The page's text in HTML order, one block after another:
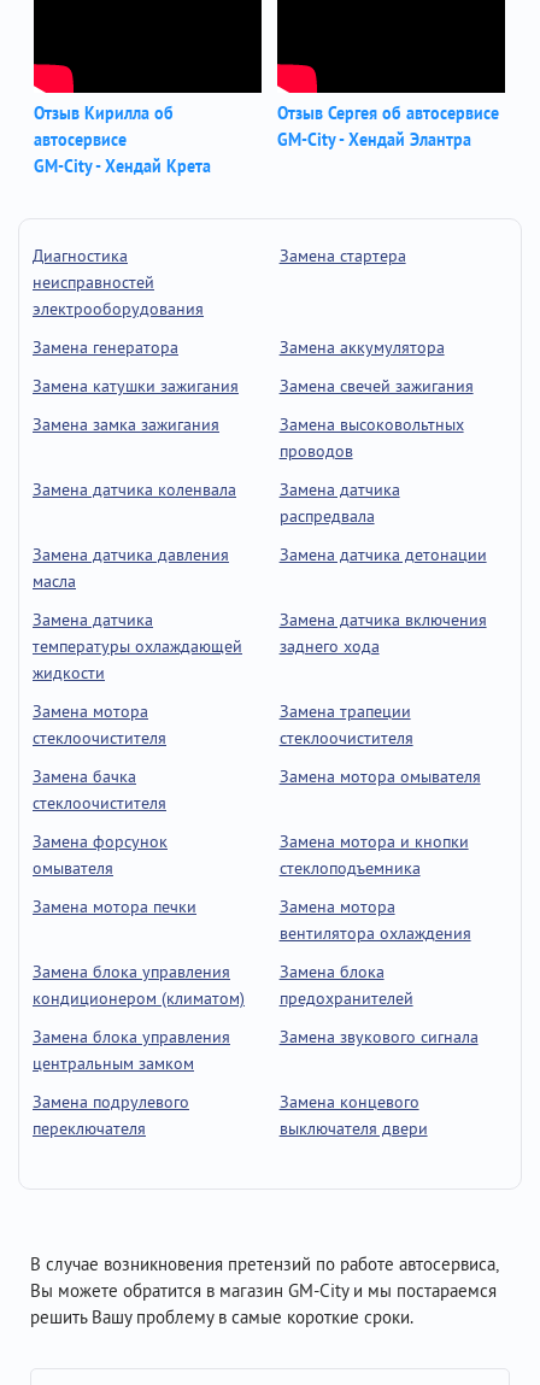
Отзыв Кирилла об
автосервисе
GM-City - Хендай Крета
Отзыв Сергея об автосервисе
GM-City - Хендай Элантра
Диагностика
неисправностей
электрооборудования
Замена стартера
Замена генератора
Замена аккумулятора
Замена катушки зажигания
Замена свечей зажигания
Замена замка зажигания
Замена высоковольтных
проводов
Замена датчика коленвала
Замена датчика
распредвала
Замена датчика давления
масла
Замена датчика детонации
Замена датчика
температуры охлаждающей
жидкости
Замена датчика включения
заднего хода
Замена мотора
стеклоочистителя
Замена трапеции
стеклоочистителя
Замена бачка
стеклоочистителя
Замена мотора омывателя
Замена форсунок
омывателя
Замена мотора и кнопки
стеклоподъемника
Замена мотора печки
Замена мотора
вентилятора охлаждения
Замена блока управления
кондиционером (климатом)
Замена блока
предохранителей
Замена блока управления
центральным замком
Замена звукового сигнала
Замена подрулевого
переключателя
Замена концевого
выключателя двери
В случае возникновения претензий по работе автосервиса,
Вы можете обратится в магазин GM-City и мы постараемся
решить Вашу проблему в самые короткие сроки.